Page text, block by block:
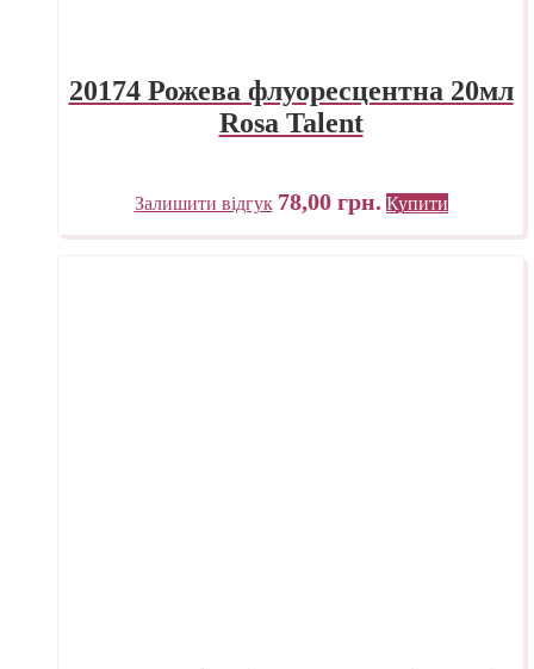
20174 Рожева флуоресцентна 20мл
Rosa Talent
Залишити відгук 78,00 грн. Купити